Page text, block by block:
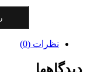
نظرات (0)